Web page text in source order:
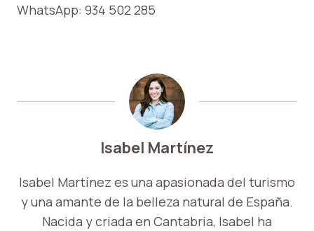
WhatsApp: 934 502 285
Isabel Martínez
Isabel Martínez es una apasionada del turismo
y una amante de la belleza natural de España.
Nacida y criada en Cantabria, Isabel ha